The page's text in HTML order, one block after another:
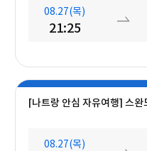
08.27(목)
21:25
08.27(목)